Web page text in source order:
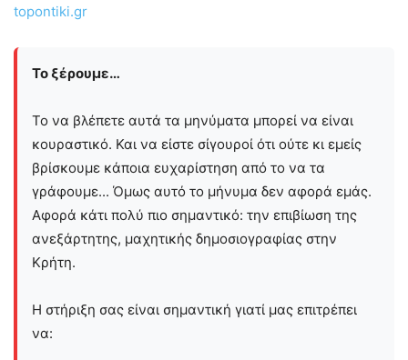
topontiki.gr
Το ξέρουμε…
Το να βλέπετε αυτά τα μηνύματα μπορεί να είναι
κουραστικό. Και να είστε σίγουροί ότι ούτε κι εμείς
βρίσκουμε κάποια ευχαρίστηση από το να τα
γράφουμε... Όμως αυτό το μήνυμα δεν αφορά εμάς.
Αφορά κάτι πολύ πιο σημαντικό: την επιβίωση της
ανεξάρτητης, μαχητικής δημοσιογραφίας στην
Kρήτη.
Η στήριξη σας είναι σημαντική γιατί μας επιτρέπει
να: